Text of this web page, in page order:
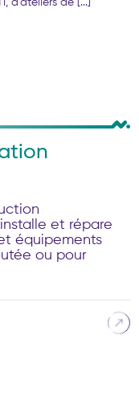
et répare
équipements
ou pour